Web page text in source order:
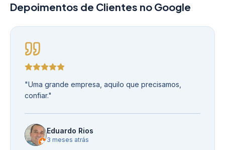
Depoimentos de Clientes no Google
"Uma grande empresa, aquilo que precisamos,
confiar."
Eduardo Rios
3 meses atrás